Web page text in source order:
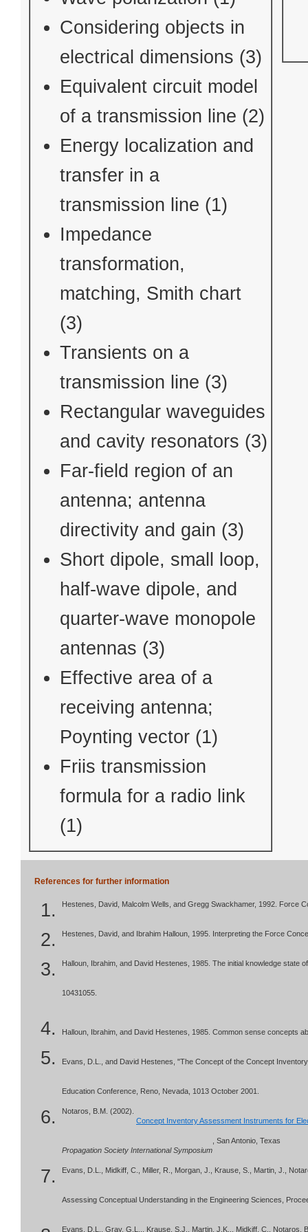
Considering objects in
electrical dimensions (3)
Equivalent circuit model
of a transmission line (2)
Energy localization and
transfer in a
transmission line (1)
Impedance
transformation,
matching, Smith chart
(3)
Transients on a
transmission line (3)
Rectangular waveguides
and cavity resonators (3)
Far-field region of an
antenna; antenna
directivity and gain (3)
Short dipole, small loop,
half-wave dipole, and
quarter-wave monopole
antennas (3)
Effective area of a
receiving antenna;
Poynting vector (1)
Friis transmission
formula for a radio link
(1)
References for further information
Hestenes, David, Malcolm Wells, and Gregg Swackhamer, 1992. Force
Hestenes, David, and Ibrahim Halloun, 1995. Interpreting the Force
Halloun, Ibrahim, and David Hestenes, 1985. The initial knowledge
10431055.
Halloun, Ibrahim, and David Hestenes, 1985. Common sense concepts
Evans, D.L., and David Hestenes, "The Concept of the Concept
Education Conference, Reno, Nevada, 1013 October 2001.
Notaros, B.M. (2002). Concept Inventory Assessment Instruments for
Propagation Society International Symposium, San Antonio, Texas
Evans, D.L., Midkiff, C., Miller, R., Morgan, J., Krause, S., Martin, J.,
Assessing Conceptual Understanding in the Engineering Sciences,